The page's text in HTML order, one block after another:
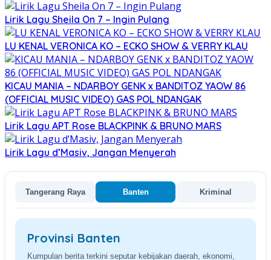
Lirik Lagu Sheila On 7 – Ingin Pulang
LU KENAL VERONICA KO – ECKO SHOW & VERRY KLAU
KICAU MANIA – NDARBOY GENK x BANDITOZ YAOW 86
(OFFICIAL MUSIC VIDEO) GAS POL NDANGAK
Lirik Lagu APT Rose BLACKPINK & BRUNO MARS
Lirik Lagu d’Masiv, Jangan Menyerah
Tangerang Raya Banten Kriminal
Provinsi Banten
Kumpulan berita terkini seputar kebijakan daerah, ekonomi,